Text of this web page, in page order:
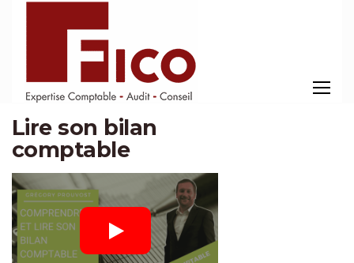
Lire son bilan
comptable